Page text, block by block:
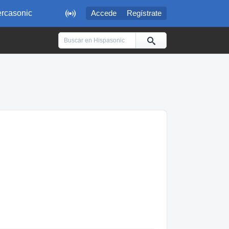
 Accede Regístrate